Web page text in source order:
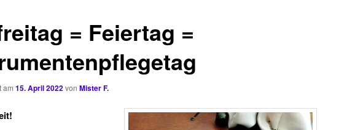
= Feiertag =
am 15. April 2022von Mister F.